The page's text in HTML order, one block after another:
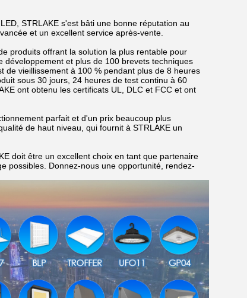
STRLAKE s'est bâti une bonne réputation au
et un excellent service après-vente.
produits offrant la solution la plus rentable pour
et plus de 100 brevets techniques
de vieillissement à 100 % pendant plus de 8 heures
sous 30 jours, 24 heures de test continu à 60
ont obtenu les certificats UL, DLC et FCC et ont
parfait et d'un prix beaucoup plus
de haut niveau, qui fournit à STRLAKE un
doit être un excellent choix en tant que partenaire
possibles. Donnez-nous une opportunité, rendez-